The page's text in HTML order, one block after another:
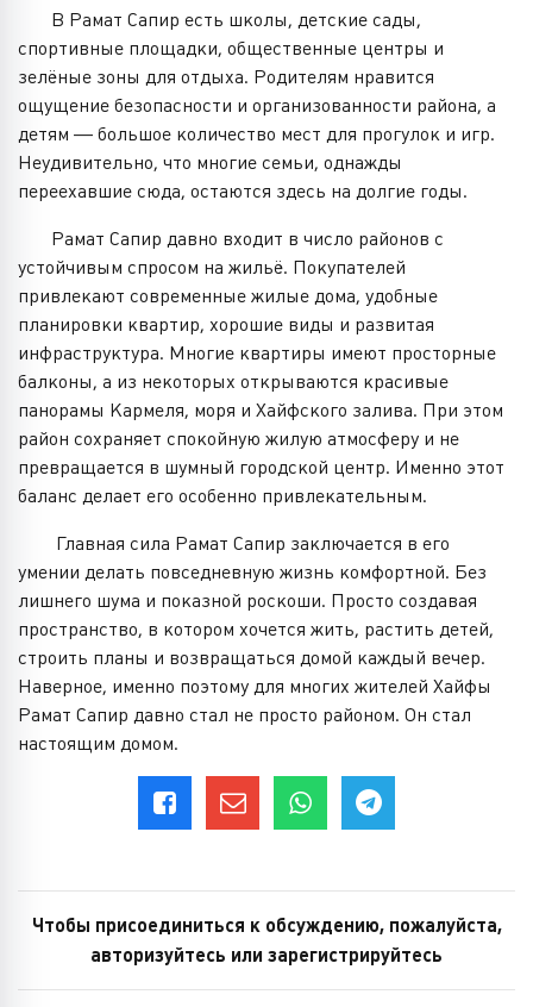
В Рамат Сапир есть школы, детские сады,
спортивные площадки, общественные центры и
зелёные зоны для отдыха. Родителям нравится
ощущение безопасности и организованности района, а
детям — большое количество мест для прогулок и игр.
Неудивительно, что многие семьи, однажды
переехавшие сюда, остаются здесь на долгие годы.
Рамат Сапир давно входит в число районов с
устойчивым спросом на жильё. Покупателей
привлекают современные жилые дома, удобные
планировки квартир, хорошие виды и развитая
инфраструктура. Многие квартиры имеют просторные
балконы, а из некоторых открываются красивые
панорамы Кармеля, моря и Хайфского залива. При этом
район сохраняет спокойную жилую атмосферу и не
превращается в шумный городской центр. Именно этот
баланс делает его особенно привлекательным.
Главная сила Рамат Сапир заключается в его
умении делать повседневную жизнь комфортной. Без
лишнего шума и показной роскоши. Просто создавая
пространство, в котором хочется жить, растить детей,
строить планы и возвращаться домой каждый вечер.
Наверное, именно поэтому для многих жителей Хайфы
Рамат Сапир давно стал не просто районом. Он стал
настоящим домом.
Чтобы присоединиться к обсуждению, пожалуйста,
авторизуйтесь или зарегистрируйтесь